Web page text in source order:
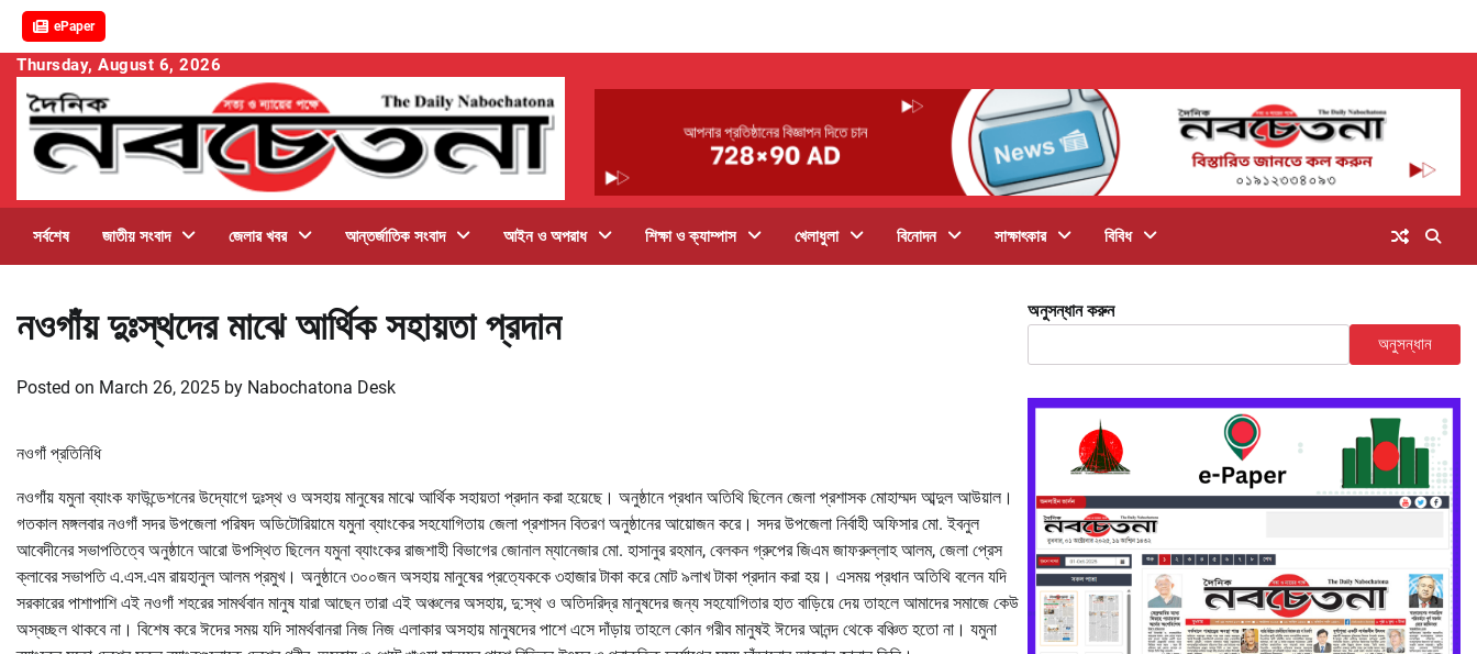
ePaper
Skip
content
Thursday, August 6, 2026
সর্বশেষ জাতীয় সংবাদ জেলার খবর আন্তর্জাতিক সংবাদ আইন ও অপরাধ শিক্ষা ও ক্যাম্পাস খেলাধুলা বিনোদন সাক্ষাৎকার বিবিধ
নওগাঁয় দুঃস্থদের মাঝে আর্থিক সহায়তা প্রদান
Posted on March 26, 2025 by Nabochatona Desk
নওগাঁ প্রতিনিধি
নওগাঁয় যমুনা ব্যাংক ফাউন্ডেশনের উদ্যোগে দুঃস্থ ও অসহায় মানুষের মাঝে আর্থিক সহায়তা প্রদান করা হয়েছে। অনুষ্ঠানে প্রধান অতিথি ছিলেন জেলা প্রশাসক মোহাম্মদ আব্দুল আউয়াল।
গতকাল মঙ্গলবার নওগাঁ সদর উপজেলা পরিষদ অডিটোরিয়ামে যমুনা ব্যাংকের সহযোগিতায় জেলা প্রশাসন বিতরণ অনুষ্ঠানের আয়োজন করে। সদর উপজেলা নির্বাহী অফিসার মো. ইবনুল
আবেদীনের সভাপতিত্বে অনুষ্ঠানে আরো উপস্থিত ছিলেন যমুনা ব্যাংকের রাজশাহী বিভাগের জোনাল ম্যানেজার মো. হাসানুর রহমান, বেলকন গ্রুপের জিএম জাফরুল্লাহ আলম, জেলা প্রেস
ক্লাবের সভাপতি এ.এস.এম রায়হানুল আলম প্রমুখ। অনুষ্ঠানে ৩০০জন অসহায় মানুষের প্রত্যেককে ৩হাজার টাকা করে মোট ৯লাখ টাকা প্রদান করা হয়। এসময় প্রধান অতিথি বলেন যদি
সরকারের পাশাপাশি এই নওগাঁ শহরের সামর্থবান মানুষ যারা আছেন তারা এই অঞ্চলের অসহায়, দু:স্থ ও অতিদরিদ্র মানুষদের জন্য সহযোগিতার হাত বাড়িয়ে দেয় তাহলে আমাদের সমাজে কেউ
অস্বচ্ছল থাকবে না। বিশেষ করে ঈদের সময় যদি সামর্থবানরা নিজ নিজ এলাকার অসহায় মানুষদের পাশে এসে দাঁড়ায় তাহলে কোন গরীব মানুষই ঈদের আনন্দ থেকে বঞ্চিত হতো না। যমুনা
অনুসন্ধান করুন
অনুসন্ধান